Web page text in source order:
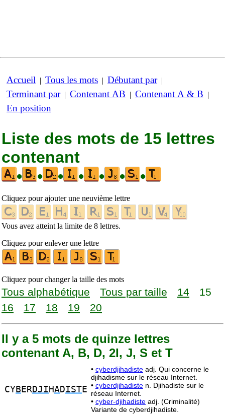
Accueil | Tous les mots | Débutant par|
Terminant par| Contenant AB | Contenant A & B |
En position
Liste des mots de 15 lettres
contenant
•
• • • • • •
Cliquez pour ajouter une neuvième lettre
Vous avez atteint la limite de 8 lettres.
Cliquez pour enlever une lettre
Cliquez pour changer la taille des mots
Tous alphabétique Tous par taille 14
15
16
17 18 19 20
Il y a 5 mots de quinze lettres
contenant A, B, D, 2I, J, S et T
CYB ERDJI HADISTE
• cyberdjihadiste adj. Qui concerne le
djihadisme sur le réseau Internet.
• cyberdjihadiste n. Djihadiste sur le
réseau Internet.
• cyber-djihadiste adj. (Criminalité)
Variante de cyberdjihadiste.